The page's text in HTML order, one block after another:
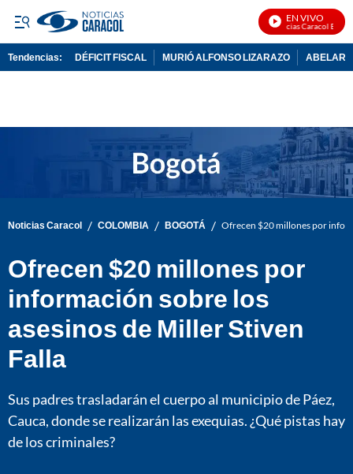
EN VIVO
Noticias Caracol En Vivo
Tendencias: DÉFICIT FISCAL MURIÓ ALFONSO LIZARAZO
Noticias Caracol / COLOMBIA / BOGOTÁ / Ofrecen $20 millones por
Ofrecen $20 millones por
información sobre los
asesinos de Miller Stiven
Falla
Sus padres trasladarán el cuerpo al municipio de Páez,
Cauca, donde se realizarán las exequias. ¿Qué pistas hay
de los criminales?